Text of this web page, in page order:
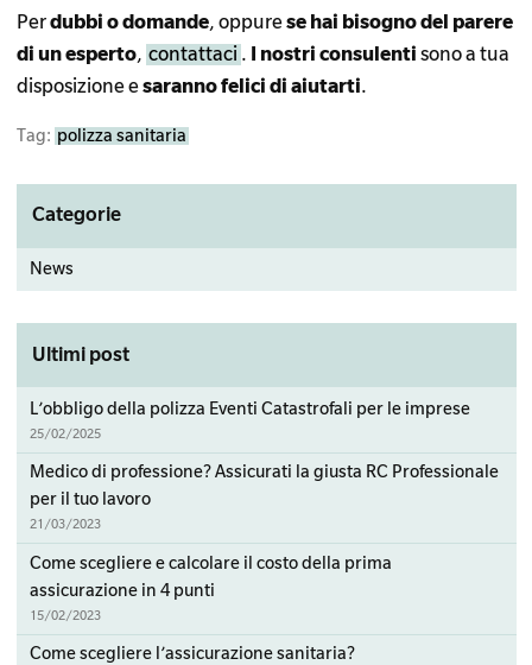
Perdubbi o domande, oppurese hai bisogno del parere
di un esperto, contattaci . I nostri consulenti sono a tua
disposizione esaranno felici di aiutarti.
Tag: polizza sanitaria
Primary
Sidebar
Categorie
News
Ultimi post
L’obbligo della polizza Eventi Catastrofali per le imprese
25/02/2025
Medico di professione? Assicurati la giusta RC Professionale
per il tuo lavoro
21/03/2023
Come scegliere e calcolare il costo della prima
assicurazione in 4 punti
15/02/2023
Come scegliere l’assicurazione sanitaria?